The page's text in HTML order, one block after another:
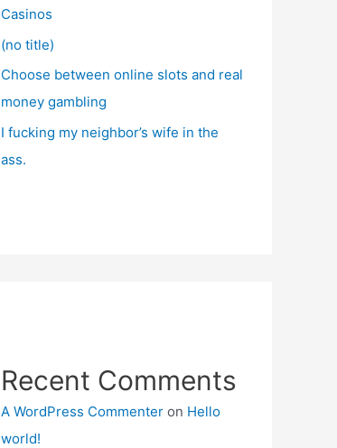
Casinos
(no title)
Choose between online slots and real
money gambling
I fucking my neighbor’s wife in the
ass.
Recent Comments
A WordPress Commenter on Hello
world!